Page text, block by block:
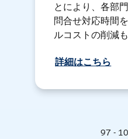
とにより、各部
問合せ対応時間
ルコストの削減も
詳細はこちら
97 -